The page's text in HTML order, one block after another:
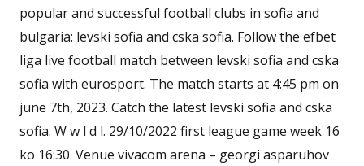
popular and successful football clubs in sofia and
bulgaria: levski sofia and cska sofia. Follow the efbet
liga live football match between levski sofia and cska
sofia with eurosport. The match starts at 4:45 pm on
june 7th, 2023. Catch the latest levski sofia and cska
sofia. W w l d l. 29/10/2022 first league game week 16
ko 16:30. Venue vivacom arena – georgi asparuhov